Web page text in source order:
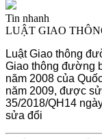
Tin nhanh
LUẬT GIAO
Luật Giao thông
Giao thông đường
năm 2008 của
năm 2009, được
35/2018/QH14
sửa đổi